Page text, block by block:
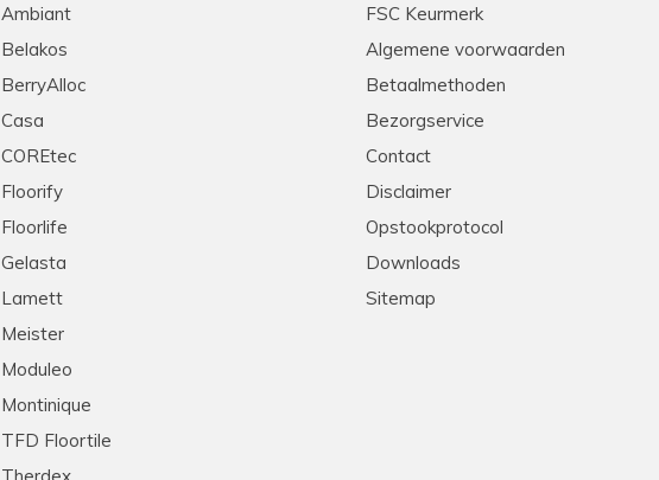
Ambiant
Belakos
BerryAlloc
Casa
COREtec
Floorify
Floorlife
Gelasta
Lamett
Meister
Moduleo
Montinique
TFD Floortile
Therdex
FSC Keurmerk
Algemene voorwaarden
Betaalmethoden
Bezorgservice
Contact
Disclaimer
Opstookprotocol
Downloads
Sitemap